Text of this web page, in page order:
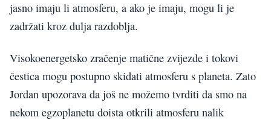
jasno imaju li atmosferu, a ako je imaju, mogu li je
zadržati kroz dulja razdoblja.
Visokoenergetsko zračenje matične zvijezde i tokovi
čestica mogu postupno skidati atmosferu s planeta. Zato
Jordan upozorava da još ne možemo tvrditi da smo na
nekom egzoplanetu doista otkrili atmosferu nalik